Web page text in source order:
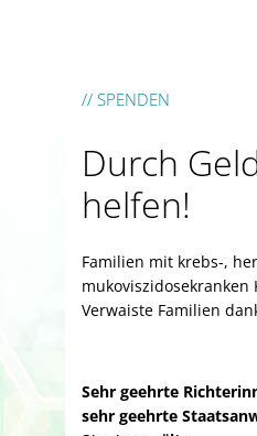
// SPENDEN
Durch
helfen!
Familien mit krebs-,
mukoviszidosekranken
Verwaiste Familien
Sehr geehrte
sehr geehrte